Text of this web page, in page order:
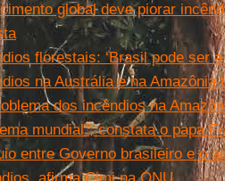
global deve piorar
florestais: ‘Brasil pode ser
na Austrália e na
dos incêndios na
mundial”, constata o papa
entre Governo brasileiro e o